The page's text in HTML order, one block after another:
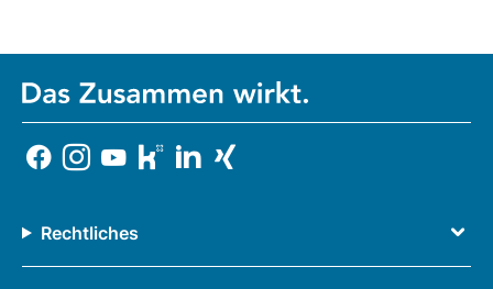
Rechtliches